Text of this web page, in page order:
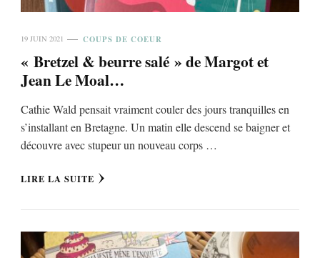
19 JUIN 2021 COUPS DE COEUR
« Bretzel & beurre salé » de Margot et
Jean Le Moal…
Cathie Wald pensait vraiment couler des jours tranquilles en
s’installant en Bretagne. Un matin elle descend se baigner et
découvre avec stupeur un nouveau corps …
LIRE LA SUITE